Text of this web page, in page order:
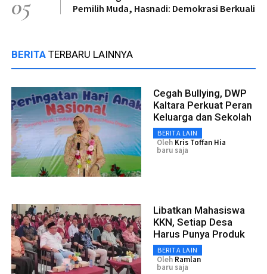
05
Pemilih Muda, Hasnadi: Demokrasi Berkuali
BERITA TERBARU LAINNYA
Cegah Bullying, DWP
Kaltara Perkuat Peran
Keluarga dan Sekolah
BERITA LAIN
Oleh Kris Toffan Hia
baru saja
Libatkan Mahasiswa
KKN, Setiap Desa
Harus Punya Produk
BERITA LAIN
Oleh Ramlan
baru saja